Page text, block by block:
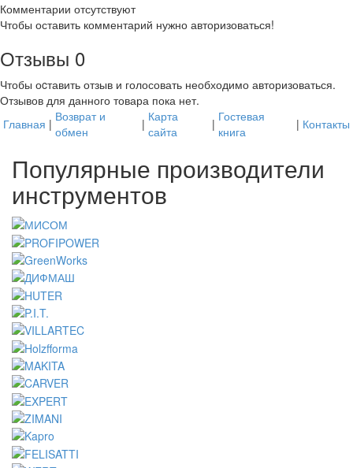
Комментарии отсутствуют
Чтобы оставить комментарий нужно авторизоваться!
Отзывы 0
Чтобы оcтавить отзыв и голосовать необходимо авторизоваться.
Отзывов для данного товара пока нет.
Главная | Возврат и
обмен
| Карта
сайта
| Гостевая
книга
| Контакты
Популярные производители
инструментов